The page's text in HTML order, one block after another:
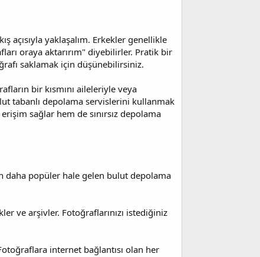
açısıyla yaklaşalım. Erkekler genellikle
oraya aktarırım" diyebilirler. Pratik bir
saklamak için düşünebilirsiniz.
bir kısmını aileleriyle veya
tabanlı depolama servislerini kullanmak
sağlar hem de sınırsız depolama
daha popüler hale gelen bulut depolama
ve arşivler. Fotoğraflarınızı istediğiniz
internet bağlantısı olan her